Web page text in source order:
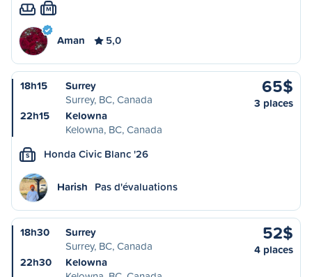
M
Aman 5,0
18h15
Surrey
Surrey, BC, Canada
22h15
Kelowna
Kelowna, BC, Canada
65$
3 places
S Honda Civic Blanc '26
Harish Pas d'évaluations
18h30
Surrey
Surrey, BC, Canada
22h30
Kelowna
52$
4 places